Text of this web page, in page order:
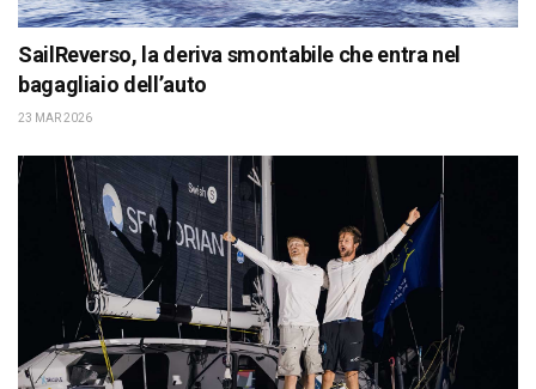
SailReverso, la deriva smontabile che entra nel
bagagliaio dell’auto
23 MAR 2026